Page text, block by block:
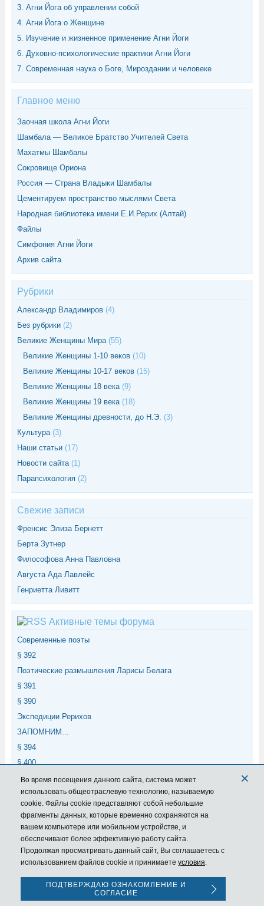
3. Агни Йога об управлении собой
4. Агни Йога о Женщине
5. Изучение и жизненное применение Агни Йоги
6. Духовно-психологические практики Агни Йоги
7. Современная наука о Боге, Мироздании и человеке
Главное меню
Заочная школа Агни Йоги
Шамбала — Великое Братство Учителей Света
Махатмы Шамбалы
Сокровище Ориона
Россия — Страна Владыки Шамбалы
Цементируем пространство мыслями Света
Народная библиотека имени Е.И.Рерих (Алтай)
Файлы
Симфония Агни Йоги
Архив сайта
Рубрики
Александр Владимиров (4)
Без рубрики (2)
Великие Женщины Мира(55)
Великие Женщины 1-10 веков (10)
Великие Женщины 10-17 веков (15)
Великие Женщины 18 века(9)
Великие Женщины 19 века(18)
Великие Женщины древности, до Н.Э. (3)
Культура(3)
Наши статьи (17)
Новости сайта(1)
Парапсихология (2)
Свежие записи
Френсис Элиза Бернетт
Берта Зутнер
Философова Анна Павловна
Августа Ада Лавлейс
Генриетта Ливитт
Активные темы форума
Современные поэты
§ 392
Поэтические размышления Ларисы Белага
§ 391
§ 390
Экспедиции Рерихов
ЗАПОМНИМ...
§ 394
§ 400
§ 399
Войти
Лента записей
Обратная связь Помощь Главная Форум Вверх
Условия и правила
Политика конфиденциальности
Во время посещения данного сайта, система может
использовать общеотраслевую технологию, называемую
cookie. Файлы cookie представляют собой небольшие
фрагменты данных, которые временно сохраняются на
вашем компьютере или мобильном устройстве, и
обеспечивают более эффективную работу сайта.
Продолжая просматривать данный сайт, Вы соглашаетесь с
использованием файлов cookie и принимаете условия.
×
ПОДТВЕРЖДАЮ ОЗНАКОМЛЕНИЕ И
СОГЛАСИЕ